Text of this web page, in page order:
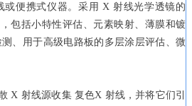
或便携式仪器。采用 X 射线光学透镜的
包括小特性评估、元素映射、薄膜和镀
、用于高级电路板的多层涂层评估、微
X 射线源收集 复色X 射线，并将它们引